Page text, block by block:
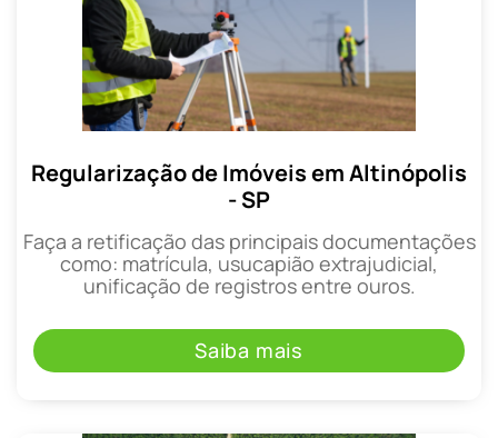
Regularização de Imóveis em Altinópolis
- SP
Faça a retificação das principais documentações
como: matrícula, usucapião extrajudicial,
unificação de registros entre ouros.
Saiba mais